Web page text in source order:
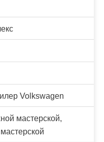
Volkswagen
мастерской,